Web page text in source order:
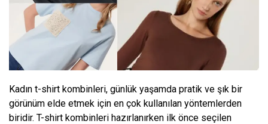
Kadın t-shirt kombinleri, günlük yaşamda pratik ve şık bir
görünüm elde etmek için en çok kullanılan yöntemlerden
biridir. T-shirt kombinleri hazırlanırken ilk önce seçilen